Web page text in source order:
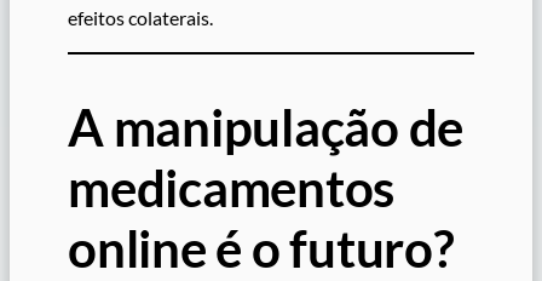
efeitos colaterais.
A manipulação de
medicamentos
online é o futuro?